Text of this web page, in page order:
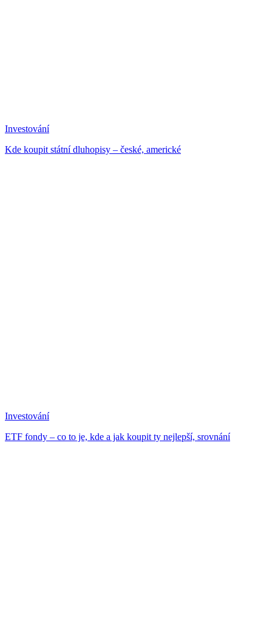
Investování
Kde koupit státní dluhopisy – české, americké
Investování
ETF fondy – co to je, kde a jak koupit ty nejlepší, srovnání